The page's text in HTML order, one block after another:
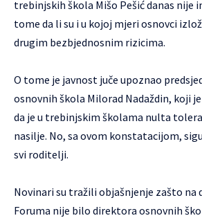
trebinjskih škola Mišo Pešić danas nije
tome da li su i u kojoj mjeri osnovci
drugim bezbjednosnim rizicima.
O tome je javnost juče upoznao
osnovnih škola Milorad Nadaždin, koji
da je u trebinjskim školama nulta
nasilje. No, sa ovom konstatacijom,
svi roditelji.
Novinari su tražili objašnjenje zašto na
Foruma nije bilo direktora osnovnih